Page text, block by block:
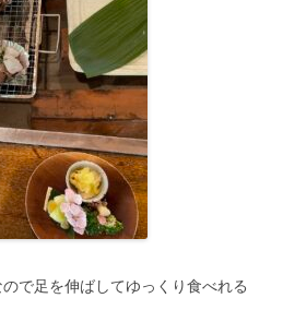
で足を伸ばしてゆっくり食べれる